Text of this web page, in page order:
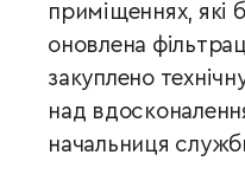
приміщеннях, які
оновлена
закуплено
над
начальниця